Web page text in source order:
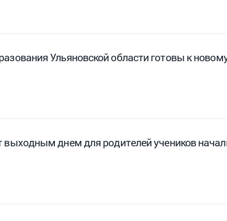
Ульяновской области готовы к
выходным днем для родителей учеников